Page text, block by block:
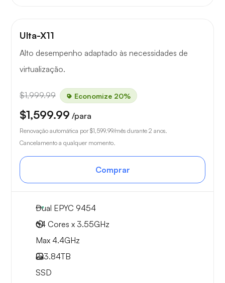
Ulta-X11
Alto desempenho adaptado às necessidades de
virtualização.
$1,999.99 Economize 20%
$1,599.99 /para
Renovação automática por $1,599.99/mês durante 2 anos.
Cancelamento a qualquer momento.
Comprar
Dual EPYC 9454
64 Cores x 3.55GHz
Max 4.4GHz
2x3.84TB
SSD